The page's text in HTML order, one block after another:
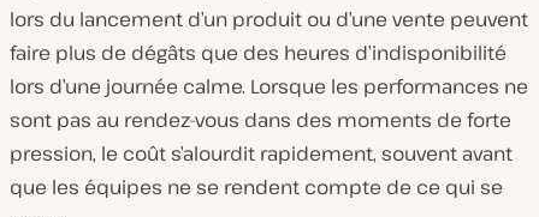
lors du lancement d’un produit ou d’une vente peuvent
faire plus de dégâts que des heures d’indisponibilité
lors d’une journée calme. Lorsque les performances ne
sont pas au rendez-vous dans des moments de forte
pression, le coût s’alourdit rapidement, souvent avant
que les équipes ne se rendent compte de ce qui se